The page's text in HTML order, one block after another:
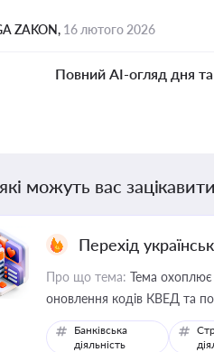
ZAKON, 16 лютого 2026
Повний AI-огляд дня та
можуть вас
Перехід
Про що тема: Тема охоплює
оновлення кодів КВЕД та
Банківська
діяльність